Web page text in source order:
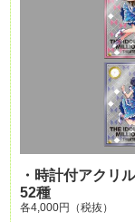
・時計付アクリ
52種
各4,000円（税抜）